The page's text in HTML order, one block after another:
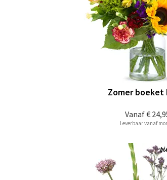
Vanaf€
Zomer boeket
Leverbaar vanaf